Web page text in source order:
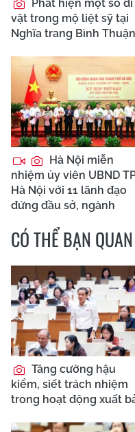
Phát hiện một số di
vật trong mộ liệt sỹ tại
Nghĩa trang Bình Thuận
Hà Nội miễn
nhiệm ủy viên UBND
Hà Nội với 11 lãnh đạo
đứng đầu sở, ngành
CÓ THỂ BẠN
Tăng cường hậu
kiểm, siết trách nhiệm
trong hoạt động xuất